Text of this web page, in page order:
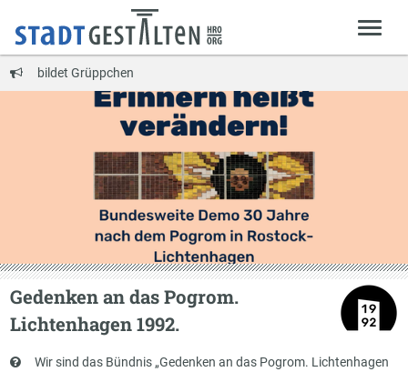
bildet Grüppchen
Gedenken an das Pogrom.
Lichtenhagen 1992.
Kurzbeschreibung
Wir sind das Bündnis „Gedenken an das Pogrom. Lichtenhagen